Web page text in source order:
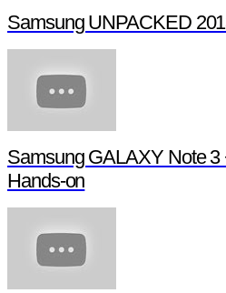
Samsung UNPACKED 2013
Samsung GALAXY Note 3
Hands-on